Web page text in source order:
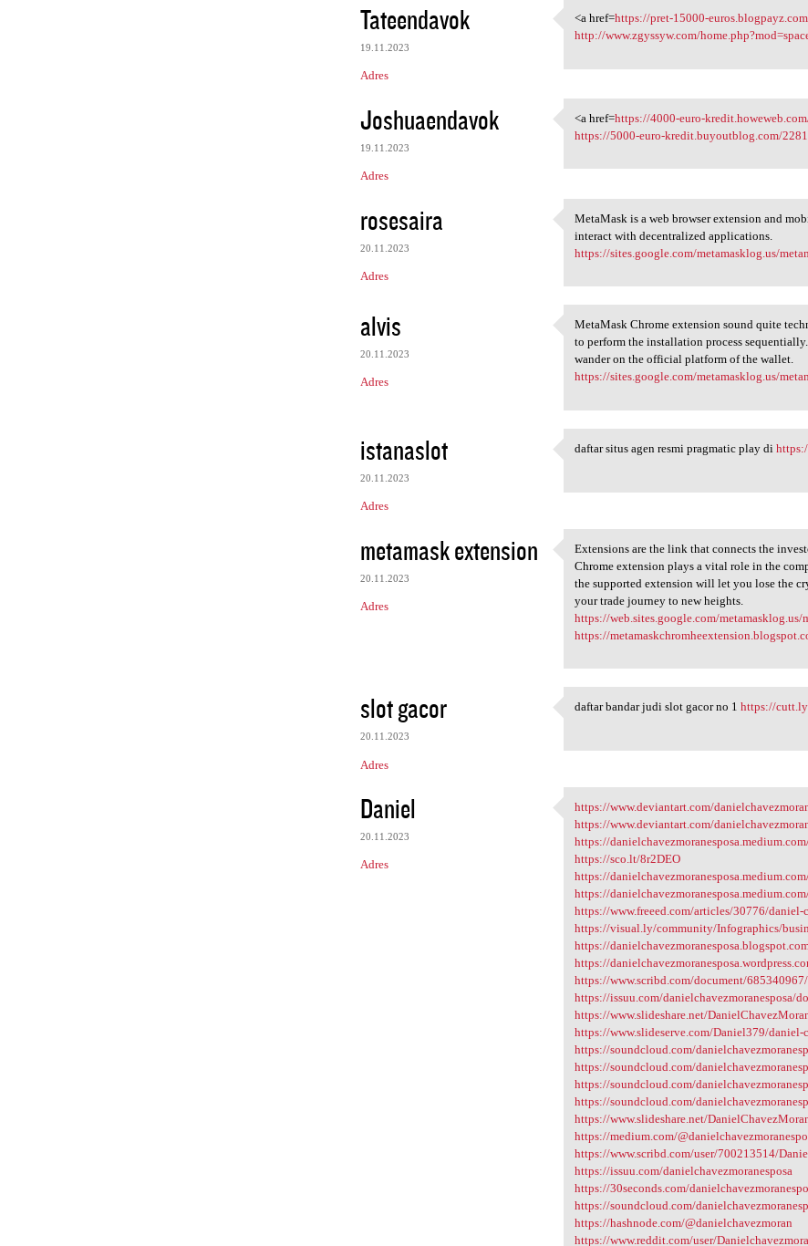
Tateendavok
19.11.2023
Adres
<a href=https://pret-15000
<a href=https://pret-15000-
http://www.zgyssyw.com/
Joshuaendavok
19.11.2023
Adres
<a href=https://4000-euro
<a href=https://4000-euro-
https://5000-euro-kredit.buyoutblog.com/
rosesaira
20.11.2023
Adres
MetaMask is a web browser
MetaMask is a web browser extension and
interact with decentralized applications.
https://sites.google.com/metamasklog.us/
alvis
20.11.2023
Adres
MetaMask Chrome extension
MetaMask Chrome extension sound quite
to perform the installation process
wander on the official platform of the wallet.
https://sites.google.com/metamasklog.us/
istanaslot
20.11.2023
Adres
daftar situs agen resmi
daftar situs agen resmi pragmatic play di
metamask extension
20.11.2023
Adres
Extensions are the link that
Extensions are the link that connects the
Chrome extension plays a vital role in the
the supported extension will let you lose the
your trade journey to new heights.
https://web.sites.google.com/metamasklog.us/
https://
slot gacor
20.11.2023
Adres
daftar bandar judi slot gacor
daftar bandar judi slot gacor no 1https://
Daniel
20.11.2023
Adres
https://www.deviantart.com
https://www.deviantart.com/
https://www.deviantart.com/
https://
https://sco.lt/8r2DEO
https://
https://
https://www.freeed.com/articles/30776/daniel-
https://visual.ly/community/Infographics/
https://
https://
https://www.scribd.com/document/
https://issuu.com/danielchavezmoranesposa/
https://www.slideshare.net/
https://www.slideserve.com/Daniel379/daniel-
https://soundcloud.com/
https://soundcloud.com/
https://soundcloud.com/
https://soundcloud.com/
https://www.slideshare.net/
https://medium.com/
https://www.scribd.com/user/700213514/
https://issuu.com/danielchavezmoranesposa
https://30seconds.com/
https://soundcloud.com/
https://hashnode.com/@danielchavezmoran
https://www.reddit.com/user/